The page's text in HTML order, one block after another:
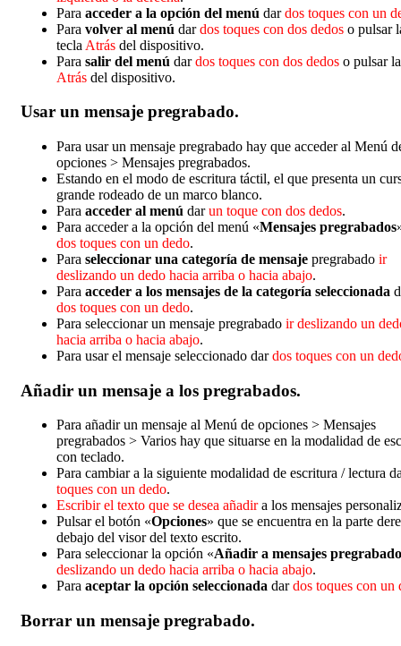
Para acceder a la opción del menú dardos toques con un
Para volver al menú dardos toques con dos dedos o pulsar
tecla Atrás del dispositivo.
Para salir del menú dardos toques con dos dedos o pulsar
Atrás del dispositivo.
Usar un mensaje pregrabado.
Para usar un mensaje pregrabado hay que acceder al Menú
opciones > Mensajes pregrabados.
Estando en el modo de escritura táctil, el que presenta un
grande rodeado de un marco blanco.
Para acceder al menú darun toque con dos dedos.
Para acceder a la opción del menú «Mensajes pregrabados
dos toques con un dedo.
Para seleccionar una categoría de mensaje pregrabado ir
deslizando un dedo hacia arriba o hacia abajo.
Para acceder a los mensajes de la categoría seleccionada
dos toques con un dedo.
Para seleccionar un mensaje pregrabado ir deslizando un
hacia arriba o hacia abajo.
Para usar el mensaje seleccionado dardos toques con un
Añadir un mensaje a los pregrabados.
Para añadir un mensaje al Menú de opciones > Mensajes
pregrabados > Varios hay que situarse en la modalidad de
con teclado.
Para cambiar a la siguiente modalidad de escritura / lectura
toques con un dedo.
Escribir el texto que se desea añadira los mensajes
Pulsar el botón «Opciones» que se encuentra en la parte
debajo del visor del texto escrito.
Para seleccionar la opción «Añadir a mensajes
deslizando un dedo hacia arriba o hacia abajo.
Para aceptar la opción seleccionada dardos toques con un
Borrar un mensaje pregrabado.